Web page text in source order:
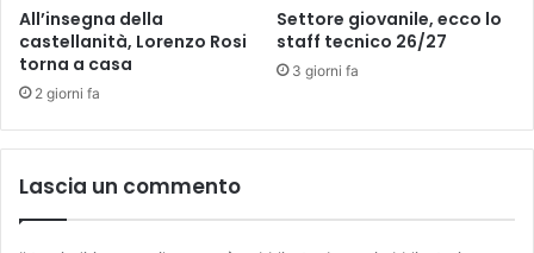
z
i
n
d
D
I
S
A
A
All’insegna della
castellanità, Lorenzo Rosi
torna a casa
2 giorni fa
Settore giovanile, ecco lo
staff tecnico 26/27
3 giorni fa
Lascia un commento